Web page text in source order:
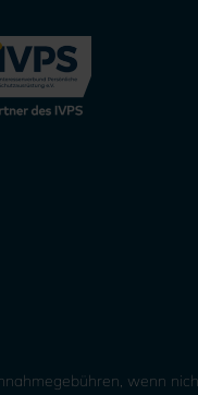
wenn